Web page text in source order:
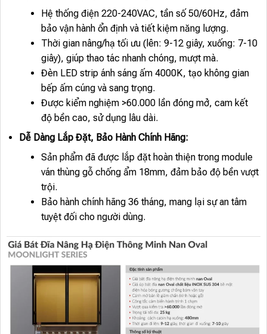
Hệ thống điện 220-240VAC, tần số 50/60Hz, đảm
bảo vận hành ổn định và tiết kiệm năng lượng.
Thời gian nâng/hạ tối ưu (lên: 9-12 giây, xuống: 7-10
giây), giúp thao tác nhanh chóng, mượt mà.
Đèn LED strip ánh sáng ấm 4000K, tạo không gian
bếp ấm cúng và sang trọng.
Được kiểm nghiệm >60.000 lần đóng mở, cam kết
độ bền cao, sử dụng lâu dài.
Dễ Dàng Lắp Đặt, Bảo Hành Chính Hãng:
Sản phẩm đã được lắp đặt hoàn thiện trong module
ván thùng gỗ chống ẩm 18mm, đảm bảo độ bền vượt
trội.
Bảo hành chính hãng 36 tháng, mang lại sự an tâm
tuyệt đối cho người dùng.